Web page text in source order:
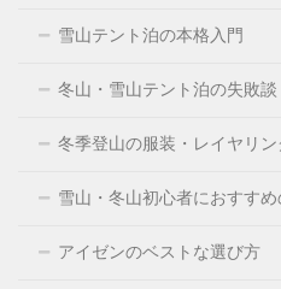
雪山テント泊の本格入門
冬山・雪山テント泊の失敗談
冬季登山の服装・レイヤリン
雪山・冬山初心者におすすめ
アイゼンのベストな選び方